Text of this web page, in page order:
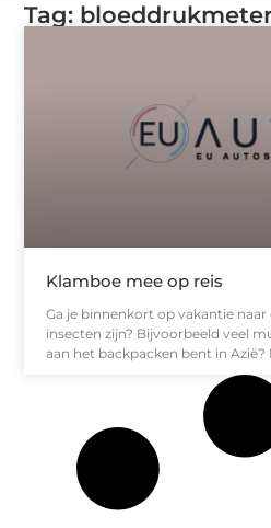
Tag:
Klamboe mee op reis
Ga je binnenkort op vakantie naar
insecten zijn? Bijvoorbeeld veel
aan het backpacken bent in